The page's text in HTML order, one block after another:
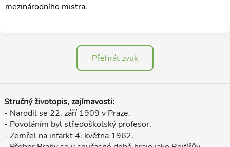
mezinárodního mistra.
Přehrát zvuk
Stručný životopis, zajímavosti:
- Narodil se 22. září 1909 v Praze.
- Povoláním byl středoškolský profesor.
- Zemřel na infarkt 4. května 1962.